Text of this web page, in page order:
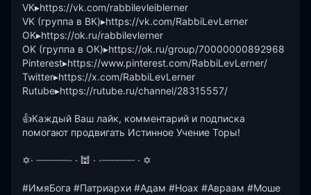
VK▸https://vk.com/rabbilevleiblerner
VK (группа в ВК)▸https://vk.com/RabbiLevLerner
OK▸https://ok.ru/rabbilevlerner
OK (группа в ОК)▸https://ok.ru/group/70000000892968
Pinterest▸https://www.pinterest.com/RabbiLevLerner/
Twitter▸https://x.com/RabbiLevLerner
Rutube▸https://rutube.ru/channel/28315557/
👍Каждый Ваш лайк, комментарий и подписка
помогают продвигать Истинное Учение Торы!
✡· ┈┈┈┈┈┈· · 🕍 · ·┈┈┈┈┈┈ · ✡
#ИмяБога #Патриархи #Адам #Ноах #Авраам #Моше